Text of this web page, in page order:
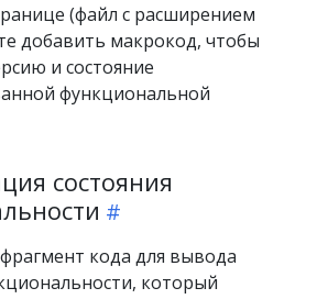
(файл с расширением
добавить макрокод, чтобы
и состояние
функциональной
состояния
кода для вывода
который